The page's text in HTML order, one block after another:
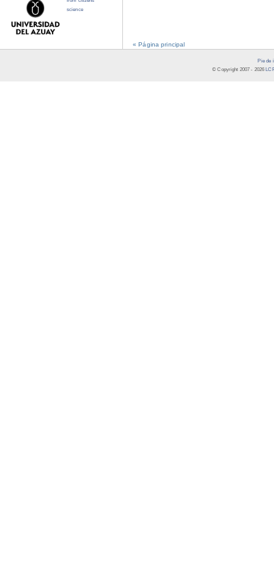
« Página principal
science
Pie de
© Copyright 2007 - 2026